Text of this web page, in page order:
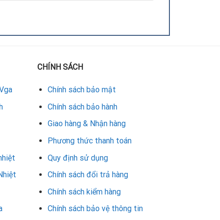
tháng.
bảo hành 3 – 6 tháng.
chơi game. Ngoài ra, quạt mới sẽ vận hành êm
CHÍNH SÁCH
Chính sách bảo mật
Chính sách bảo hành
Giao hàng & Nhận hàng
Phương thức thanh toán
Quy định sử dụng
Chính sách đổi trả hàng
Chính sách kiểm hàng
Chính sách bảo vệ thông tin